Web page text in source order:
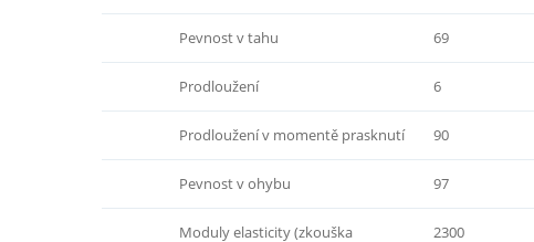
Pevnost v tahu 69
Prodloužení 6
Prodloužení v momentě prasknutí 90
Pevnost v ohybu 97
Moduly elasticity (zkouška
2300